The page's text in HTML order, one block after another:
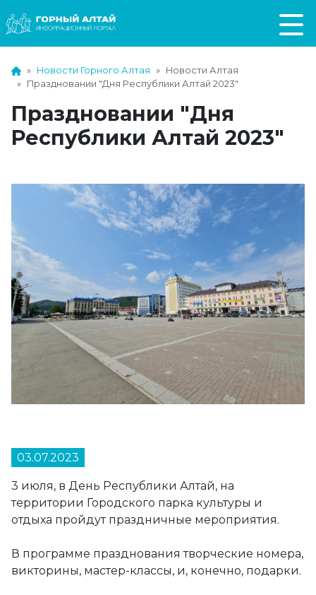
Новости Горного Алтая
Новости Алтая
Праздновании "Дня Республики Алтай 2023"
Праздновании "Дня
Республики Алтай 2023"
03.07.2023
3 июля, в День Республики Алтай, на
территории Городского парка культуры и
отдыха пройдут праздничные мероприятия.
В программе празднования творческие номера,
викторины, мастер-классы, и, конечно, подарки.